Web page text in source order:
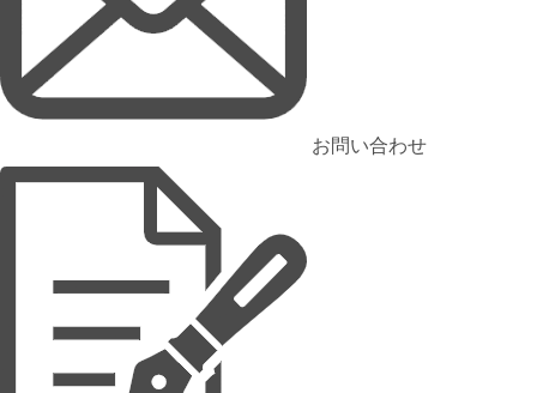
お問い合わせ